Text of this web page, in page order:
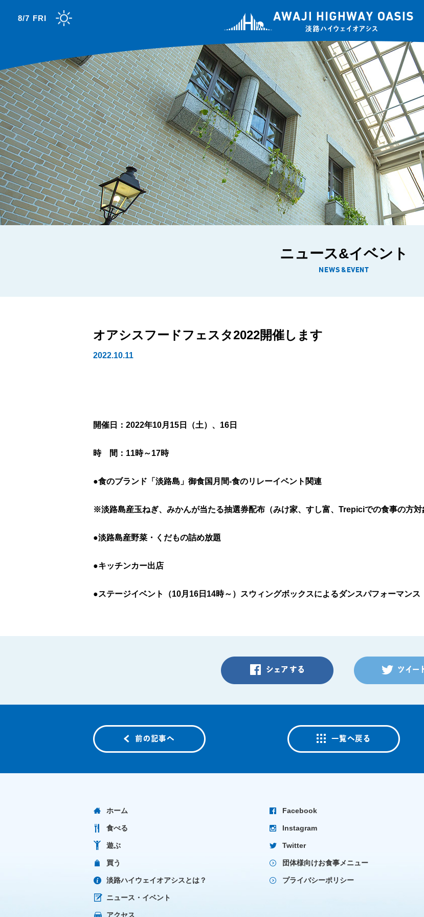
8/7 FRI
ニュース&イベント
オアシスフードフェスタ2022開催します
2022.10.11
開催日：2022年10月15日（土）、16日
時 間：11時～17時
●食のブランド「淡路島」御食国月間-食のリレーイベント関連
※淡路島産玉ねぎ、みかんが当たる抽選券配布（みけ家、すし富、Trepiciでの食事の方対
●淡路島産野菜・くだもの詰め放題
●キッチンカー出店
●ステージイベント（10月16日14時～）スウィングボックスによるダンスパフォーマンス
ホーム
食べる
遊ぶ
買う
淡路ハイウェイオアシスとは？
ニュース・イベント
アクセス
Facebook
Instagram
Twitter
団体様向けお食事メニュー
プライバシーポリシー